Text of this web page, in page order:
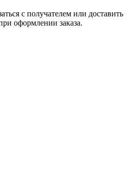
с получателем или доставить
оформлении заказа.